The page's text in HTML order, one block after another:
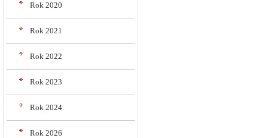
Rok 2020
Rok 2021
Rok 2022
Rok 2023
Rok 2024
Rok 2026